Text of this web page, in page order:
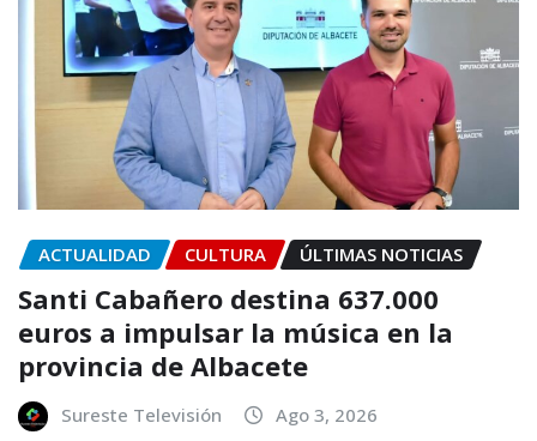
ACTUALIDAD CULTURA ÚLTIMAS NOTICIAS
Santi Cabañero destina 637.000
euros a impulsar la música en la
provincia de Albacete
Sureste Televisión Ago 3, 2026